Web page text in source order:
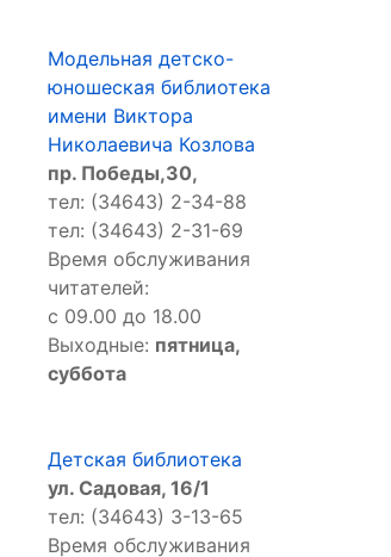
Модельная детско-
юношеская библиотека
имени Виктора
Николаевича Козлова
пр. Победы,30,
тел: (34643) 2-34-88
тел: (34643) 2-31-69
Время обслуживания
читателей:
с 09.00 до 18.00
Выходные: пятница,
суббота
Детская библиотека
ул. Садовая, 16/1
тел: (34643) 3-13-65
Время обслуживания